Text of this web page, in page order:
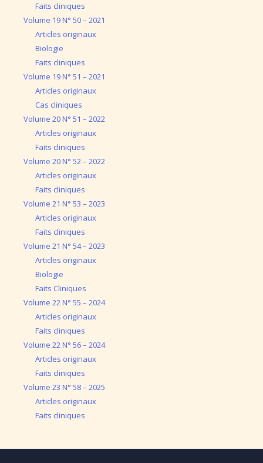
Faits cliniques
Volume 19 N° 50 – 2021
Articles originaux
Biologie
Faits cliniques
Volume 19 N° 51 – 2021
Articles originaux
Cas cliniques
Volume 20 N° 51 – 2022
Articles originaux
Faits cliniques
Volume 20 N° 52 – 2022
Articles originaux
Faits cliniques
Volume 21 N° 53 – 2023
Articles originaux
Faits cliniques
Volume 21 N° 54 – 2023
Articles originaux
Biologie
Faits Cliniques
Volume 22 N° 55 – 2024
Articles originaux
Faits cliniques
Volume 22 N° 56 – 2024
Articles originaux
Faits cliniques
Volume 23 N° 58 – 2025
Articles originaux
Faits cliniques